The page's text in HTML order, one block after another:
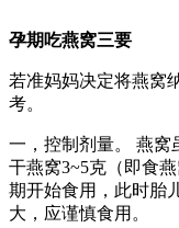
孕期吃燕窝三要
若准妈妈决定将燕窝
考。
一，控制剂量。 燕窝
干燕窝3~5克（即食
期开始食用，此时胎
大，应谨慎食用。